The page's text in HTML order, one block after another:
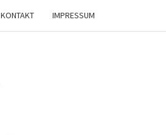
KONTAKT IMPRESSUM